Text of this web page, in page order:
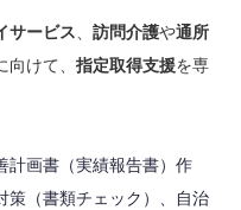
サービス、 訪問介護や通所
けて、 指定取得支援を専
計画書（実績報告書）作
策（書類チェック）、自治